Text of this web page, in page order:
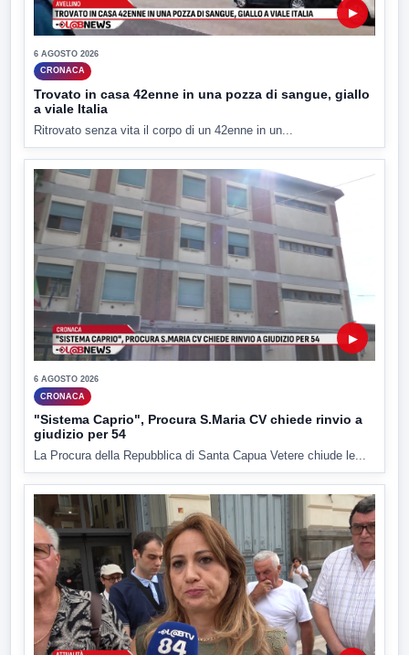
▶
6 AGOSTO 2026
CRONACA
Trovato in casa 42enne in una pozza di sangue, giallo
a viale Italia
Ritrovato senza vita il corpo di un 42enne in un...
▶
6 AGOSTO 2026
CRONACA
"Sistema Caprio", Procura S.Maria CV chiede rinvio a
giudizio per 54
La Procura della Repubblica di Santa Capua Vetere chiude le...